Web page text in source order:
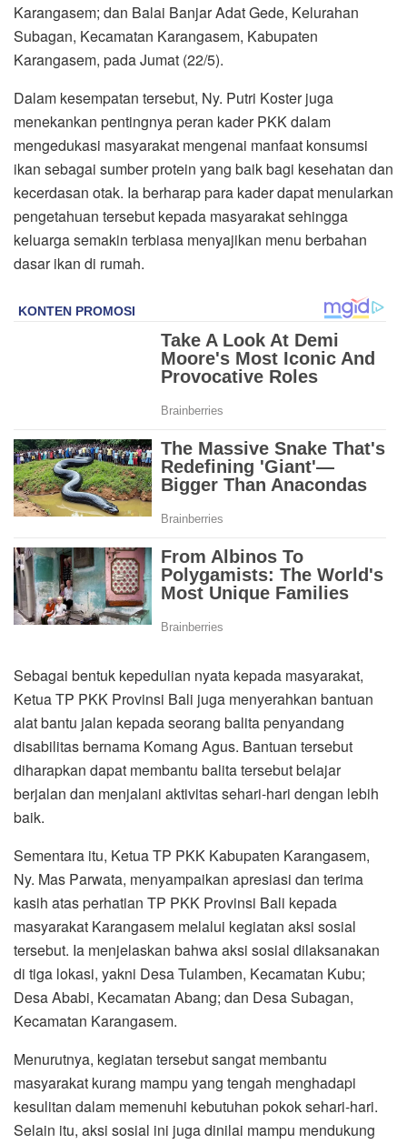
Karangasem; dan Balai Banjar Adat Gede, Kelurahan
Subagan, Kecamatan Karangasem, Kabupaten
Karangasem, pada Jumat (22/5).
Dalam kesempatan tersebut, Ny. Putri Koster juga
menekankan pentingnya peran kader PKK dalam
mengedukasi masyarakat mengenai manfaat konsumsi
ikan sebagai sumber protein yang baik bagi kesehatan dan
kecerdasan otak. Ia berharap para kader dapat menularkan
pengetahuan tersebut kepada masyarakat sehingga
keluarga semakin terbiasa menyajikan menu berbahan
dasar ikan di rumah.
Sebagai bentuk kepedulian nyata kepada masyarakat,
Ketua TP PKK Provinsi Bali juga menyerahkan bantuan
alat bantu jalan kepada seorang balita penyandang
disabilitas bernama Komang Agus. Bantuan tersebut
diharapkan dapat membantu balita tersebut belajar
berjalan dan menjalani aktivitas sehari-hari dengan lebih
baik.
Sementara itu, Ketua TP PKK Kabupaten Karangasem,
Ny. Mas Parwata, menyampaikan apresiasi dan terima
kasih atas perhatian TP PKK Provinsi Bali kepada
masyarakat Karangasem melalui kegiatan aksi sosial
tersebut. Ia menjelaskan bahwa aksi sosial dilaksanakan
di tiga lokasi, yakni Desa Tulamben, Kecamatan Kubu;
Desa Ababi, Kecamatan Abang; dan Desa Subagan,
Kecamatan Karangasem.
Menurutnya, kegiatan tersebut sangat membantu
masyarakat kurang mampu yang tengah menghadapi
kesulitan dalam memenuhi kebutuhan pokok sehari-hari.
Selain itu, aksi sosial ini juga dinilai mampu mendukung